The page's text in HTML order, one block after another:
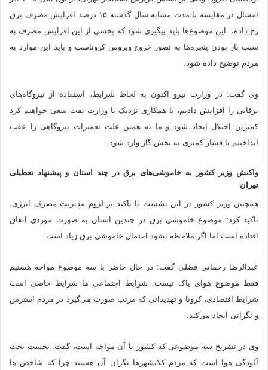
امسال در مقایسه با مدت مشابه سال گذشته ۱۵ درصد افزایش مصرف برق
رخ داده، این موضوع‌ها باید پیگیری شود که بخشی از این افزایش مصرف به
سبب باز بودن پنجره‌ها به تصور خروج ویروس کروناست و باید این موارد به
مردم توضیح داده شود.
وی گفت: در وزارت نیرو اکنون به لحاظ شرایط، استفاده از نیروگاه‌های
برقابی را افزایش دادیم، با همکاری نزدیک با وزارت نفت سعی خواهیم کرد
کمترین اختلال ایجاد شود و ما به همین علت تعمیرات نیروگاهی را عقب
انداختیم تا فشار کمتری به بخش گاز وارد شود.
واکنش وزیر کشور به خاموشی‌های برق در چند استان و پیشنهاد تعطیلی
تهران
همچنین وزیر کشور در این نشست با تاکید بر لزوم مدیریت مصرف انرژی،
تاکید کرد: موضوع خاموشی برق در چندین استان به صورت موردی اتفاق
افتاده است اما اگر ملاحظه نشود احتمال خاموشی برق زیاد است.
عبدالرضا رحمانی فضلی گفت: در حال حاضر با سه موضوع مواجه هستیم
فقط موضوع هوای پاک نیست. شرایط اجتماعی ما شرایط خاصی است
شرایط اقتصادی، کرونا و تهدیداتی که مرتب صورت می‌گیرد در مردم استرس
و نگرانی ایجاد می‌کند.
وی در تشریح سه موضوعی که کشور با آن مواجه است، گفت: نخست بحث
آلودگی هوا است که مردم کلانشهرها نگران آن هستند چرا که شاخص ها